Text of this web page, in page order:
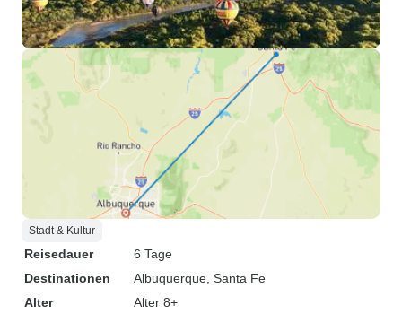
Stadt & Kultur
Reisedauer
6 Tage
Destinationen
Albuquerque , Santa Fe
Alter
Alter 8+